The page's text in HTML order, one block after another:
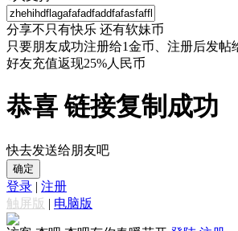
分享不只有快乐 还有软妹币
只要朋友成功注册给1金币、注册后发帖
好友充值返现25%人民币
恭喜 链接复制成功
快去发送给朋友吧
确定
登录 | 注册
触屏版 | 电脑版